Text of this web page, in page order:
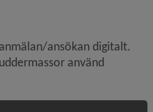
ansökan digitalt.
använd